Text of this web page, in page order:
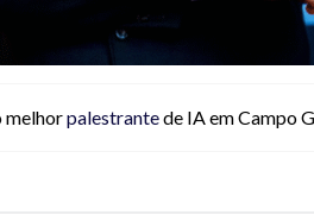
melhorpalestrantede IA em Campo